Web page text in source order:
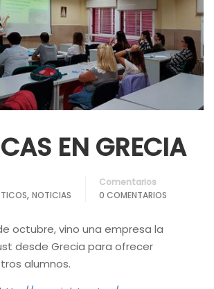
EN GRECIA
, NOTICIAS
Comentarios
0 COMENTARIOS
octubre, vino una empresa la
desde Grecia para ofrecer
alumnos.